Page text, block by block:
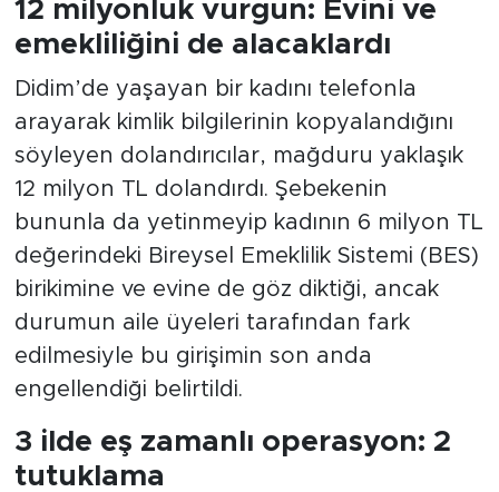
12 milyonluk vurgun: Evini ve
emekliliğini de alacaklardı
Didim’de yaşayan bir kadını telefonla
arayarak kimlik bilgilerinin kopyalandığını
söyleyen dolandırıcılar, mağduru yaklaşık
12 milyon TL dolandırdı. Şebekenin
bununla da yetinmeyip kadının 6 milyon TL
değerindeki Bireysel Emeklilik Sistemi (BES)
birikimine ve evine de göz diktiği, ancak
durumun aile üyeleri tarafından fark
edilmesiyle bu girişimin son anda
engellendiği belirtildi.
3 ilde eş zamanlı operasyon: 2
tutuklama